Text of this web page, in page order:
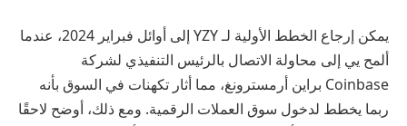
يمكن إرجاع الخطط الأولية لـ YZY إلى أوائل فبراير 2024، عندما
ألمح يي إلى محاولة الاتصال بالرئيس التنفيذي لشركة
Coinbase براين أرمسترونغ، مما أثار تكهنات في السوق بأنه
ربما يخطط لدخول سوق العملات الرقمية. ومع ذلك، أوضح لاحقًا